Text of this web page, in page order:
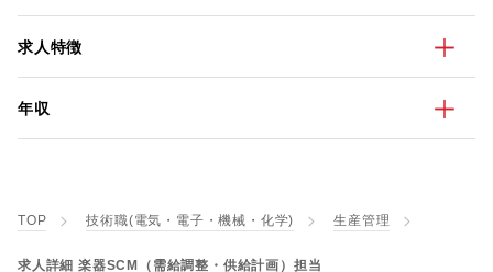
求人特徴
年収
TOP 技術職(電気・電子・機械・化学) 生産管理
求人詳細 楽器SCM（需給調整・供給計画）担当